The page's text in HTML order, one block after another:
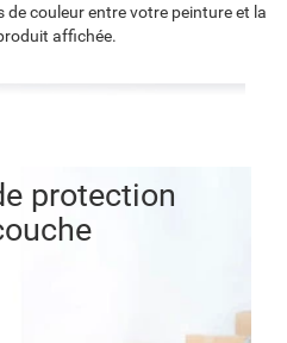
de couleur entre votre peinture et la
affichée.
protection